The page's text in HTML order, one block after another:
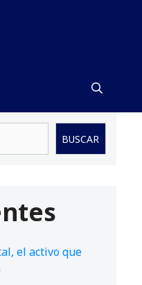
BUSCAR
el activo que